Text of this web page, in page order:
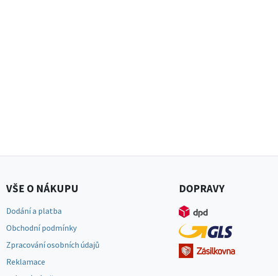
VŠE O NÁKUPU
Dodání a platba
Obchodní podmínky
Zpracování osobních údajů
Reklamace
DOPRAVY